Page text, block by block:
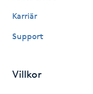
Keratinbehandling
Karriär
Support
Villkor